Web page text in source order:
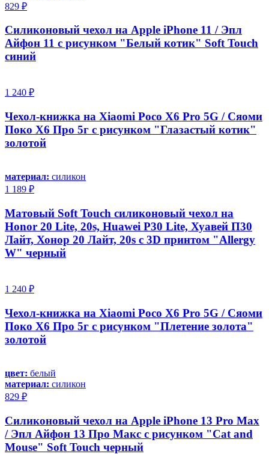
829 ₽
Силиконовый чехол на Apple iPhone 11 / Эпл
Айфон 11 с рисунком "Белый котик" Soft Touch
синий
1 240 ₽
Чехол-книжка на Xiaomi Poco X6 Pro 5G / Сяоми
Поко Х6 Про 5г с рисунком "Глазастый котик"
золотой
материал: силикон
1 189 ₽
Матовый Soft Touch силиконовый чехол на
Honor 20 Lite, 20s, Huawei P30 Lite, Хуавей П30
Лайт, Хонор 20 Лайт, 20s с 3D принтом "Allergy
W" черный
1 240 ₽
Чехол-книжка на Xiaomi Poco X6 Pro 5G / Сяоми
Поко Х6 Про 5г с рисунком "Плетение золота"
золотой
цвет: белый
материал: силикон
829 ₽
Силиконовый чехол на Apple iPhone 13 Pro Max
/ Эпл Айфон 13 Про Макс с рисунком "Cat and
Mouse" Soft Touch черный